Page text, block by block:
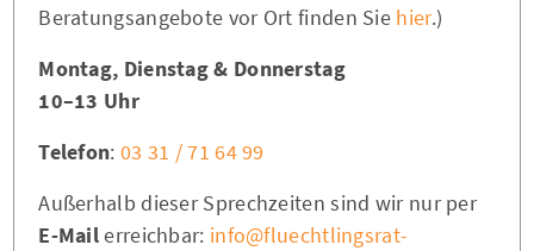
Beratungsangebote vor Ort finden Sie hier.)
Montag, Dienstag & Donnerstag
10–13 Uhr
Telefon: 03 31 / 71 64 99
Außerhalb dieser Sprechzeiten sind wir nur per
E-Mailerreichbar: info@fluechtlingsrat-